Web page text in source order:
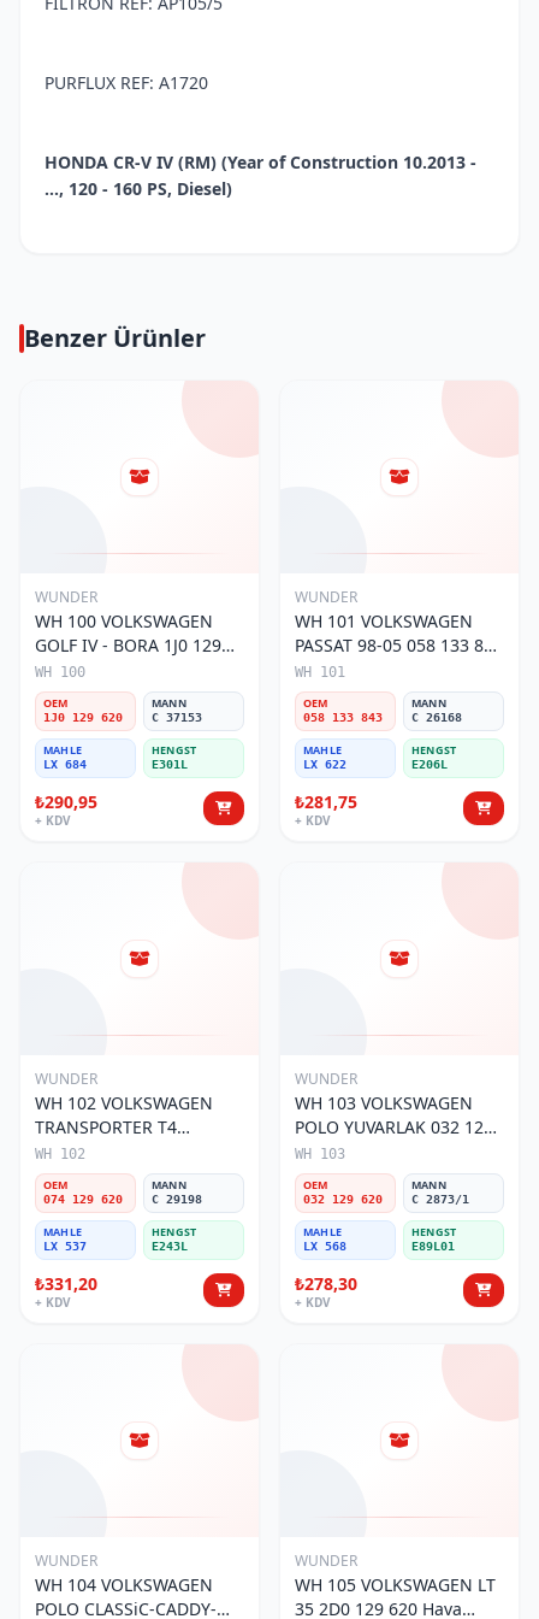
PURFLUX REF: A1720
HONDA CR-V IV (RM) (Year of Construction 10.2013 -
..., 120 - 160 PS, Diesel)
Benzer Ürünler
WUNDER
WH 100 VOLKSWAGEN
GOLF IV - BORA 1J0 129
620 Hava Filtresi
WH 100
OEM
1J0 129 620
MANN
C 37153
MAHLE
LX 684
HENGST
E301L
₺290,95
+ KDV
WUNDER
WH 101 VOLKSWAGEN
PASSAT 98-05 058 133 843
Hava Filtresi
WH 101
OEM
058 133 843
MANN
C 26168
MAHLE
LX 622
HENGST
E206L
₺281,75
+ KDV
WUNDER
WH 102 VOLKSWAGEN
TRANSPORTER T4
(SÜNGERSiZ) 074 129 620
Hava Filtresi
WH 102
OEM
074 129 620
MANN
C 29198
MAHLE
LX 537
HENGST
E243L
₺331,20
+ KDV
WUNDER
WH 103 VOLKSWAGEN
POLO YUVARLAK 032 129
620 Hava Filtresi
WH 103
OEM
032 129 620
MANN
C 2873/1
MAHLE
LX 568
HENGST
E89L01
₺278,30
+ KDV
WUNDER
WH 104 VOLKSWAGEN
POLO CLASSiC-CADDY-
WUNDER
WH 105 VOLKSWAGEN LT
35 2D0 129 620 Hava